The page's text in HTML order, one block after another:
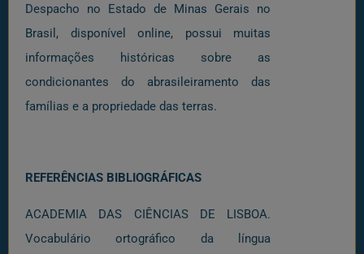
Despacho no Estado de Minas Gerais no
Brasil, disponível online, possui muitas
informações históricas sobre as
condicionantes do abrasileiramento das
famílias e a propriedade das terras.
REFERÊNCIAS BIBLIOGRÁFICAS
ACADEMIA DAS CIÊNCIAS DE LISBOA.
Vocabulário ortográfico da língua